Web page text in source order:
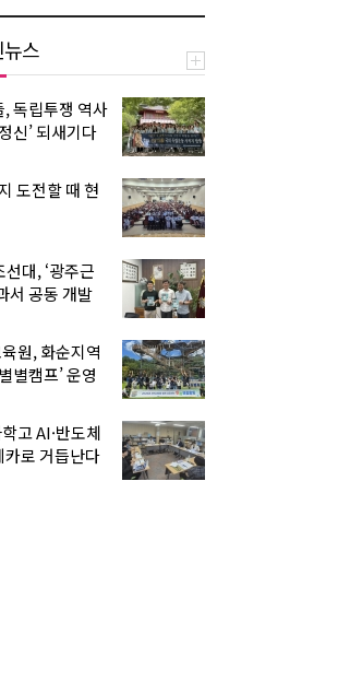
스
, 독립투쟁 역사
신’ 되새기다
도전할 때 현
선대, ‘광주근
서 공동 개발
원, 화순지역
별캠프’ 운영
고 AI·반도체
카로 거듭난다